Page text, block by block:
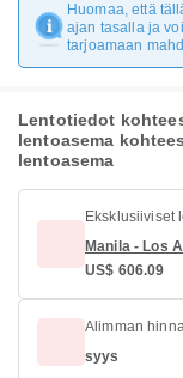
Huomaa, että
ajan tasalla ja
tarjoamaan
Lentotiedot
lentoasema
lentoasema
Eksklusiiviset
Manila - Los
US$ 606.09
Alimman
syys